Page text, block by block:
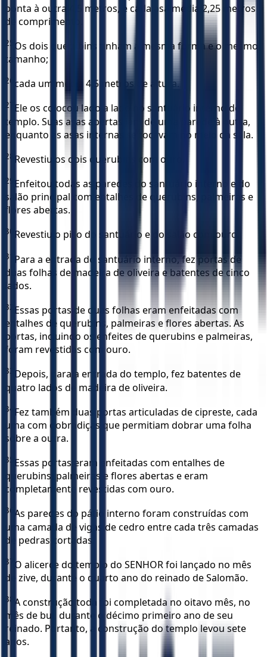
ponta à outra 4,5 metros, e cada asa media 2,25 metros
de comprimento.
25 Os dois querubins tinham a mesma forma e o mesmo
tamanho;
26 cada um media 4,5 metros de altura.
27 Ele os colocou lado a lado no santuário interno do
templo. Suas asas abertas iam de uma parede à outra,
enquanto as asas internas se tocavam no meio da sala.
28 Revestiu os dois querubins com ouro.
29 Enfeitou todas as paredes do santuário interno e do
salão principal com entalhes de querubins, palmeiras e
flores abertas.
30 Revestiu o piso do santuário e do salão com ouro.
31
Para a entrada do santuário interno, fez portas de
duas folhas de madeira de oliveira e batentes de cinco
lados.
32 Essas portas de duas folhas eram enfeitadas com
entalhes de querubins, palmeiras e flores abertas. As
portas, incluindo os enfeites de querubins e palmeiras,
foram revestidas com ouro.
33 Depois, para a entrada do templo, fez batentes de
quatro lados de madeira de oliveira.
34 Fez também duas portas articuladas de cipreste, cada
uma com dobradiças que permitiam dobrar uma folha
sobre a outra.
35 Essas portas eram enfeitadas com entalhes de
querubins, palmeiras e flores abertas e eram
completamente revestidas com ouro.
36 As paredes do pátio interno foram construídas com
uma camada de vigas de cedro entre cada três camadas
de pedras cortadas.
37 O alicerce do templo do SENHOR foi lançado no mês
de zive, durante o quarto ano do reinado de Salomão.
38 A construção toda foi completada no oitavo mês, no
mês de bul, durante o décimo primeiro ano de seu
reinado. Portanto, a construção do templo levou sete
anos.